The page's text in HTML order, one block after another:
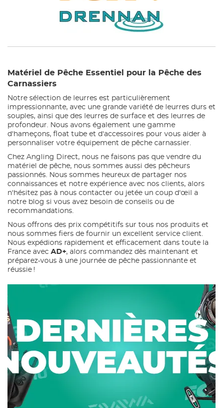
Matériel de Pêche Essentiel pour la Pêche des
Carnassiers
Notre sélection de leurres est particulièrement
impressionnante, avec une grande variété de leurres durs et
souples, ainsi que des leurres de surface et des leurres de
profondeur. Nous avons également une gamme
d'hameçons, float tube et d'accessoires pour vous aider à
personnaliser votre équipement de pêche carnassier.
Chez Angling Direct, nous ne faisons pas que vendre du
matériel de pêche, nous sommes aussi des pêcheurs
passionnés. Nous sommes heureux de partager nos
connaissances et notre expérience avec nos clients, alors
n'hésitez pas à nous contacter ou jetée un coup d'œil a
notre blog si vous avez besoin de conseils ou de
recommandations.
Nous offrons des prix compétitifs sur tous nos produits et
nous sommes fiers de fournir un excellent service client.
Nous expédions rapidement et efficacement dans toute la
France avec AD+, alors commandez dès maintenant et
préparez-vous à une journée de pêche passionnante et
réussie !